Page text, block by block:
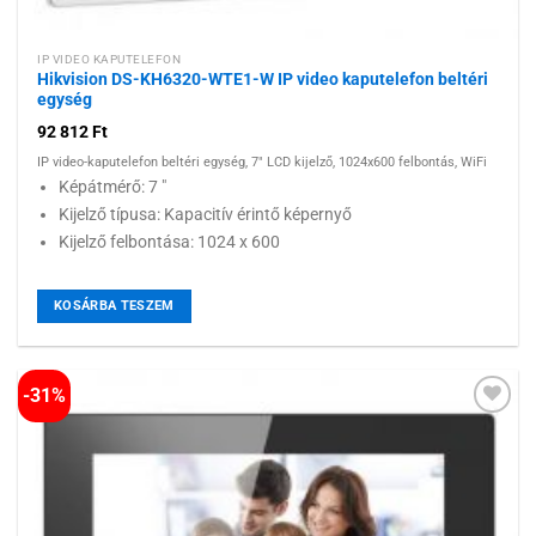
IP VIDEO KAPUTELEFON
Hikvision DS-KH6320-WTE1-W IP video kaputelefon beltéri
egység
92 812Ft
IP video-kaputelefon beltéri egység, 7" LCD kijelző, 1024x600 felbontás, WiFi
Képátmérő: 7 "
Kijelző típusa: Kapacitív érintő képernyő
Kijelző felbontása: 1024 x 600
KOSÁRBA TESZEM
-31%
Hozzáadás a